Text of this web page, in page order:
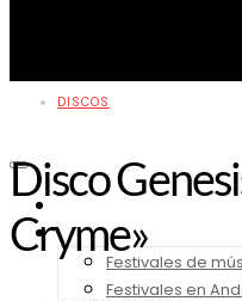
Festivales 2026
Festivales de
Festivales en
DISCOS
Disco
Cryme»